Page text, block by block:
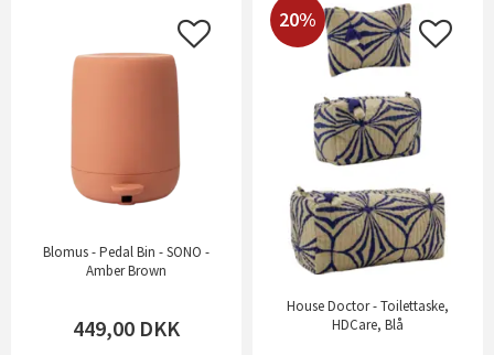
Blomus - Pedal Bin - SONO -
Amber Brown
449,00 DKK
20%
House Doctor - Toilettaske,
HDCare, Blå